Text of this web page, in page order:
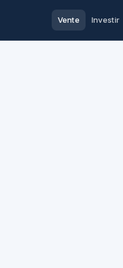
Vente Investir